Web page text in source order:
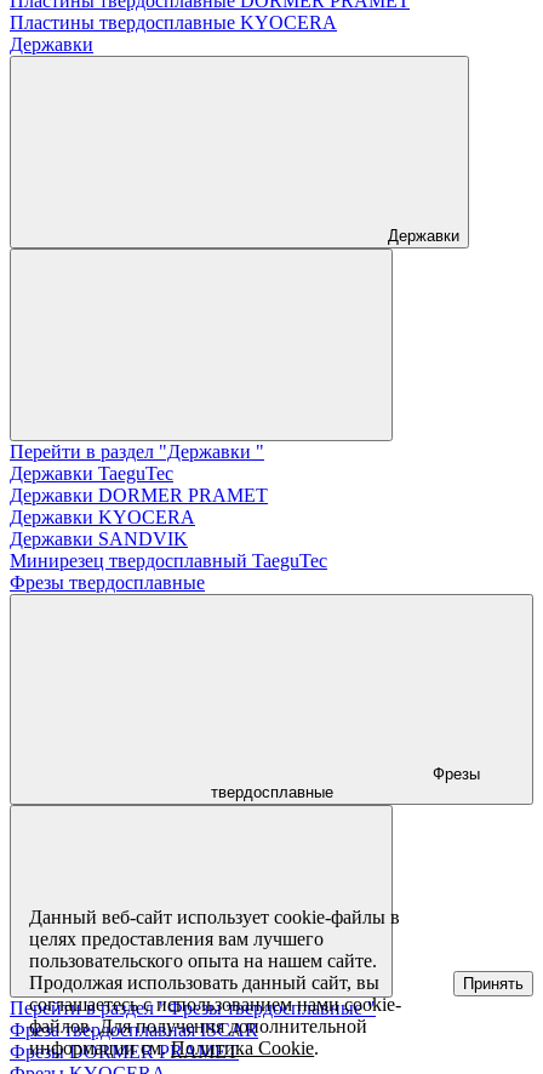
Пластины твердосплавные KYOCERA
Державки
Державки
Перейти в раздел "Державки "
Державки TaeguTec
Державки DORMER PRAMET
Державки KYOCERA
Державки SANDVIK
Минирезец твердосплавный TaeguTec
Фрезы твердосплавные
Фрезы
твердосплавные
Перейти в раздел "Фрезы твердосплавные "
Фреза твердосплавная ISCAR
Фрезы DORMER PRAMET
Данный веб-сайт использует cookie-файлы в
целях предоставления вам лучшего
пользовательского опыта на нашем сайте.
Продолжая использовать данный сайт, вы
соглашаетесь с использованием нами cookie-
файлов. Для получения дополнительной
информации см.Политика Cookie.
Принять